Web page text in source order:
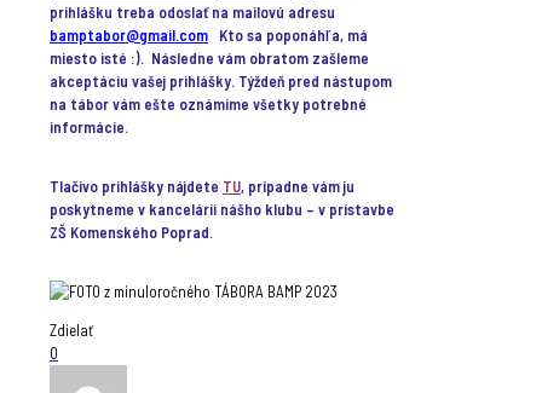
prihlášku treba odoslať na mailovú adresu
bamptabor@gmail.com Kto sa poponáhľa, má
miesto isté :). Následne vám obratom zašleme
akceptáciu vašej prihlášky. Týždeň pred nástupom
na tábor vám ešte oznámime všetky potrebné
informácie.
Tlačivo prihlášky nájdete TU, prípadne vám ju
poskytneme v kancelárii nášho klubu – v prístavbe
ZŠ Komenského Poprad.
Zdielať
0